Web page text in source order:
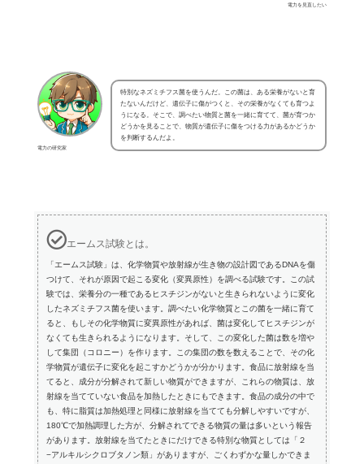
電力を見直したい
電力の研究家
特別なネズミチフス菌を使うんだ。この菌は、ある栄養がないと育
たないんだけど、遺伝子に傷がつくと、その栄養がなくても育つよ
うになる。そこで、調べたい物質と菌を一緒に育てて、菌が育つか
どうかを見ることで、物質が遺伝子に傷をつける力があるかどうか
を判断するんだよ。
エームス試験とは。
「エームス試験」は、化学物質や放射線が生き物の設計図であるDNAを傷
つけて、それが原因で起こる変化（変異原性）を調べる試験です。この試
験では、栄養分の一種であるヒスチジンがないと生きられないように変化
したネズミチフス菌を使います。調べたい化学物質とこの菌を一緒に育て
ると、もしその化学物質に変異原性があれば、菌は変化してヒスチジンが
なくても生きられるようになります。そして、この変化した菌は数を増や
して集団（コロニー）を作ります。この集団の数を数えることで、その化
学物質が遺伝子に変化を起こすかどうかが分かります。食品に放射線を当
てると、成分が分解されて新しい物質ができますが、これらの物質は、放
射線を当てていない食品を加熱したときにもできます。食品の成分の中で
も、特に脂質は加熱処理と同様に放射線を当てても分解しやすいですが、
180℃で加熱調理した方が、分解されてできる物質の量は多いという報告
があります。放射線を当てたときにだけできる特別な物質としては「２
−アルキルシクロブタノン類」がありますが、ごくわずかな量しかできま